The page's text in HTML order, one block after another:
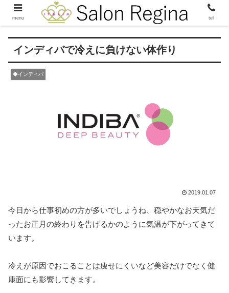
インディバで冷えに負けない体作り
◆インディバ
2019.01.07
今日から仕事初めの方が多いでしょうね、穏やかなお天気だ
ったお正月の終わりを告げるかのように気温が下がってきて
います。
冷えが原因でおこることは痩せにくいなど美容だけでなく健
康面にも影響してきます。
menu tel